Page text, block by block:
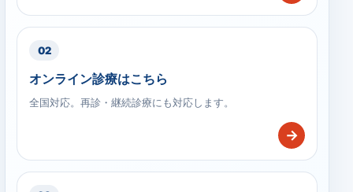
02
オンライン診療はこちら
全国対応。再診・継続診療にも対応します。
→